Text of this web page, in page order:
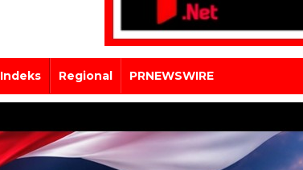
Indeks Regional PRNEWSWIRE